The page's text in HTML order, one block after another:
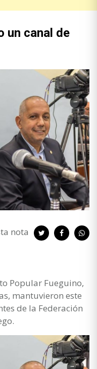
un canal de
nota
Popular Fueguino,
mantuvieron este
de la Federación